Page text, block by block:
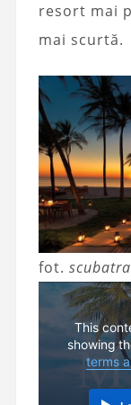
resort mai
mai scurtă.
fot.
This
showing
terms